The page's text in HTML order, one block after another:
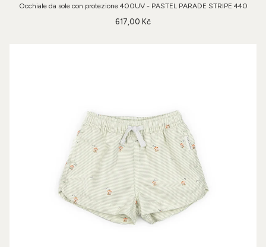
Occhiale da sole con protezione 400UV - PASTEL PARADE STRIPE 440
617,00 Kč